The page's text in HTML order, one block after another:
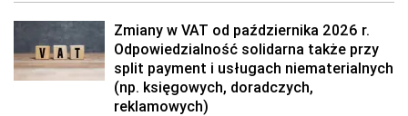
Zmiany w VAT od października 2026 r.
Odpowiedzialność solidarna także przy
split payment i usługach niematerialnych
(np. księgowych, doradczych,
reklamowych)